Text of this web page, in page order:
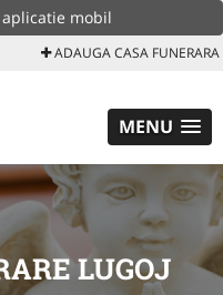
mobil
ADAUGA CASA FUNERARA
MENU
LUGOJ